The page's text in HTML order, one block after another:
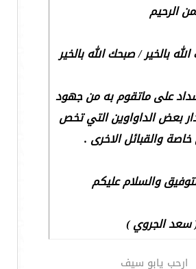
الرحيم
بالخير / صبحك الله بالخير
على ماتقوم به من جهود
بعض الداواوين التي تخص
والقبائل الاخرى .
والسلام عليكم
( سعد الجروي )
ارحب يابو سيف